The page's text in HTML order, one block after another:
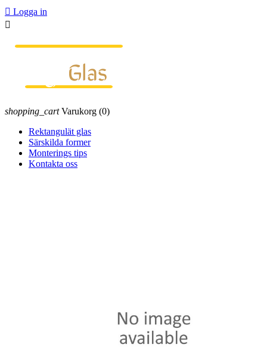
 Logga in

shopping_cart Varukorg (0)
Rektangulät glas
Särskilda former
Monterings tips
Kontakta oss